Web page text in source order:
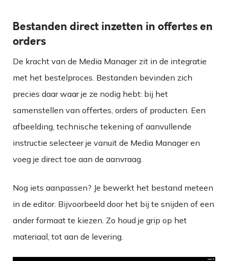
Bestanden direct inzetten in offertes en
orders
De kracht van de Media Manager zit in de integratie
met het bestelproces. Bestanden bevinden zich
precies daar waar je ze nodig hebt: bij het
samenstellen van offertes, orders of producten. Een
afbeelding, technische tekening of aanvullende
instructie selecteer je vanuit de Media Manager en
voeg je direct toe aan de aanvraag.
Nog iets aanpassen? Je bewerkt het bestand meteen
in de editor. Bijvoorbeeld door het bij te snijden of een
ander formaat te kiezen. Zo houd je grip op het
materiaal, tot aan de levering.